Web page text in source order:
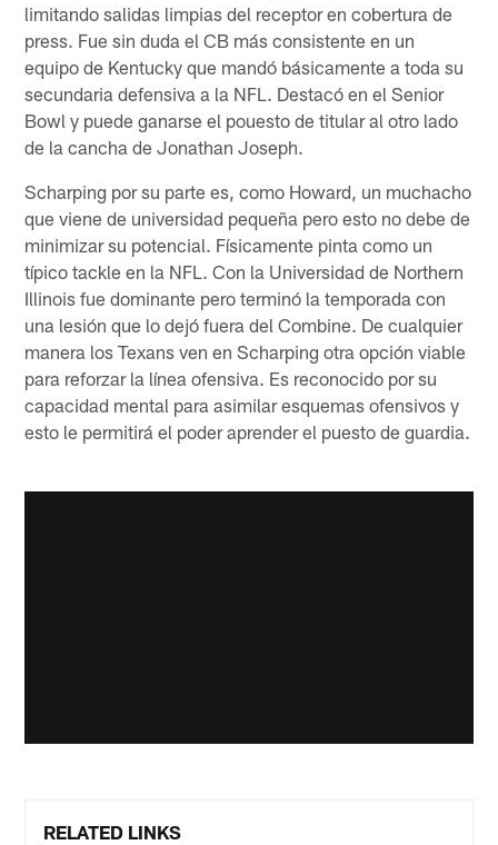
limitando salidas limpias del receptor en cobertura de
press. Fue sin duda el CB más consistente en un
equipo de Kentucky que mandó básicamente a toda su
secundaria defensiva a la NFL. Destacó en el Senior
Bowl y puede ganarse el pouesto de titular al otro lado
de la cancha de Jonathan Joseph.
Scharping por su parte es, como Howard, un muchacho
que viene de universidad pequeña pero esto no debe de
minimizar su potencial. Físicamente pinta como un
típico tackle en la NFL. Con la Universidad de Northern
Illinois fue dominante pero terminó la temporada con
una lesión que lo dejó fuera del Combine. De cualquier
manera los Texans ven en Scharping otra opción viable
para reforzar la línea ofensiva. Es reconocido por su
capacidad mental para asimilar esquemas ofensivos y
esto le permitirá el poder aprender el puesto de guardia.
RELATED LINKS